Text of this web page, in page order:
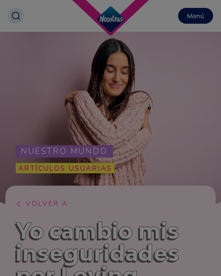
Menú
NUESTRO MUNDO
ARTÍCULOS USUARIAS
VOLVER A
Yo cambio mis
inseguridades